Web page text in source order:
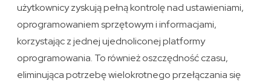
użytkownicy zyskują pełną kontrolę nad ustawieniami,
oprogramowaniem sprzętowym i informacjami,
korzystając z jednej ujednoliconej platformy
oprogramowania. To również oszczędność czasu,
eliminująca potrzebę wielokrotnego przełączania się